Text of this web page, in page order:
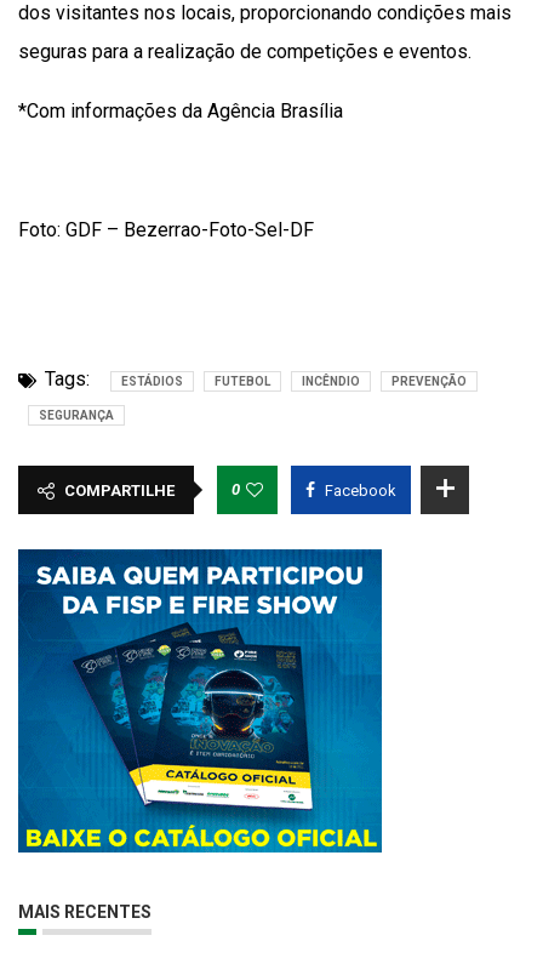
dos visitantes nos locais, proporcionando condições mais
seguras para a realização de competições e eventos.
*Com informações da Agência Brasília
Foto: GDF – Bezerrao-Foto-Sel-DF
Tags: ESTÁDIOS FUTEBOL INCÊNDIO PREVENÇÃO
SEGURANÇA
COMPARTILHE 0 Facebook
MAIS RECENTES